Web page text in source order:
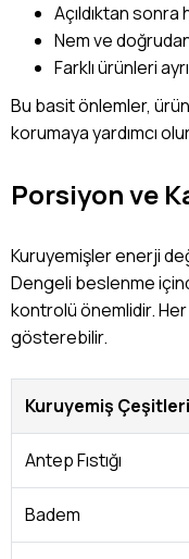
Açıldıktan sonra
Nem ve
Farklı ürünleri
Bu basit önlemler,
korumaya yardımcı
Porsiyon ve
Kuruyemişler enerji
Dengeli beslenme
kontrolü önemlidir. Her
gösterebilir.
Kuruyemiş Çeşitleri
Antep Fıstığı
Badem